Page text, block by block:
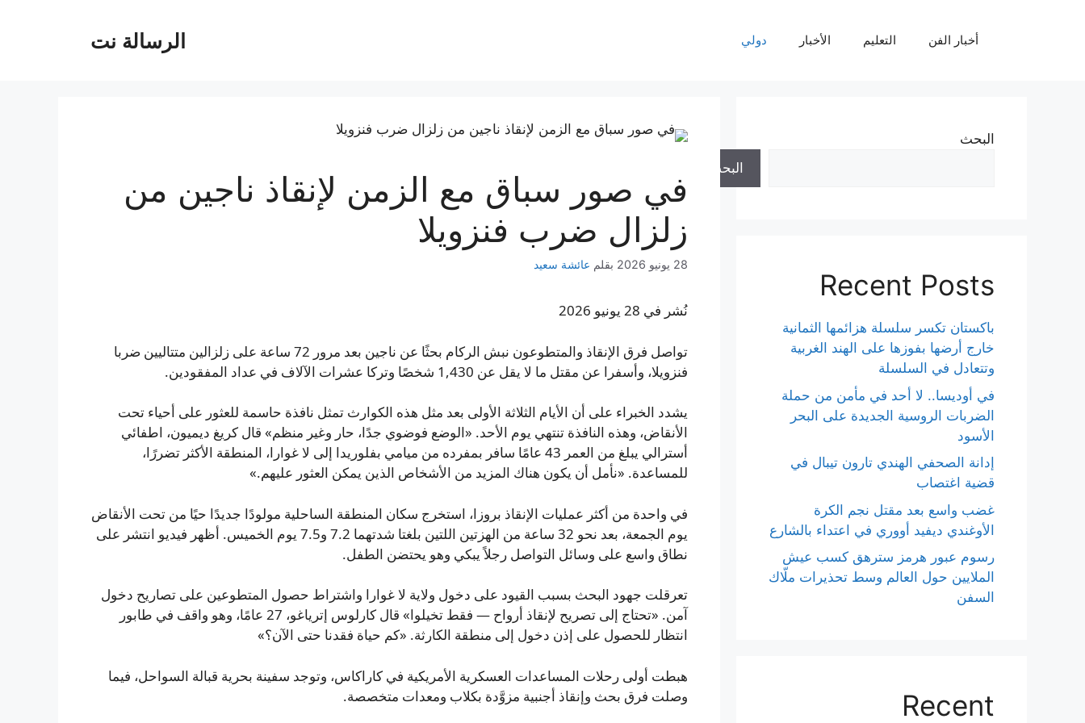
الرسالة نت أخبار الفن التعليم الأخبار دولي
في صور سباق مع الزمن لإنقاذ ناجين من
زلزال ضرب فنزويلا
28 يونيو 2026 بقلم عائشة سعيد
نُشر في 28 يونيو 2026
تواصل فرق الإنقاذ والمتطوعون نبش الركام بحثًا عن ناجين بعد مرور 72 ساعة على زلزالين متتاليين ضربا
فنزويلا، وأسفرا عن مقتل ما لا يقل عن 1,430 شخصًا وتركا عشرات الآلاف في عداد المفقودين.
يشدد الخبراء على أن الأيام الثلاثة الأولى بعد مثل هذه الكوارث تمثل نافذة حاسمة للعثور على أحياء تحت
الأنقاض، وهذه النافذة تنتهي يوم الأحد. «الوضع فوضوي جدًا، حار وغير منظم» قال كريغ ديميون، اطفائي
أسترالي يبلغ من العمر 43 عامًا سافر بمفرده من ميامي بفلوريدا إلى لا غوارا، المنطقة الأكثر تضررًا،
للمساعدة. «نأمل أن يكون هناك المزيد من الأشخاص الذين يمكن العثور عليهم.»
في واحدة من أكثر عمليات الإنقاذ بروزا، استخرج سكان المنطقة الساحلية مولودًا جديدًا حيًا من تحت الأنقاض
يوم الجمعة، بعد نحو 32 ساعة من الهزتين اللتين بلغتا شدتهما 7.2 و7.5 يوم الخميس. أظهر فيديو انتشر على
نطاق واسع على وسائل التواصل رجلاً يبكي وهو يحتضن الطفل.
تعرقلت جهود البحث بسبب القيود على دخول ولاية لا غوارا واشتراط حصول المتطوعين على تصاريح دخول
آمن. «تحتاج إلى تصريح لإنقاذ أرواح — فقط تخيلوا» قال كارلوس إترياغو، 27 عامًا، وهو واقف في طابور
انتظار للحصول على إذن دخول إلى منطقة الكارثة. «كم حياة فقدنا حتى الآن؟»
هبطت أولى رحلات المساعدات العسكرية الأمريكية في كاراكاس، وتوجد سفينة بحرية قبالة السواحل، فيما
وصلت فرق بحث وإنقاذ أجنبية مزوَّدة بكلاب ومعدات متخصصة.
البحث
البحث
Recent Posts
باكستان تكسر سلسلة هزائمها الثمانية
خارج أرضها بفوزها على الهند الغربية
وتتعادل في السلسلة
في أوديسا.. لا أحد في مأمن من حملة
الضربات الروسية الجديدة على البحر
الأسود
إدانة الصحفي الهندي تارون تيبال في
قضية اغتصاب
غضب واسع بعد مقتل نجم الكرة
الأوغندي ديفيد أووري في اعتداء بالشارع
رسوم عبور هرمز سترهق كسب عيش
الملايين حول العالم وسط تحذيرات ملّاك
السفن
Recent